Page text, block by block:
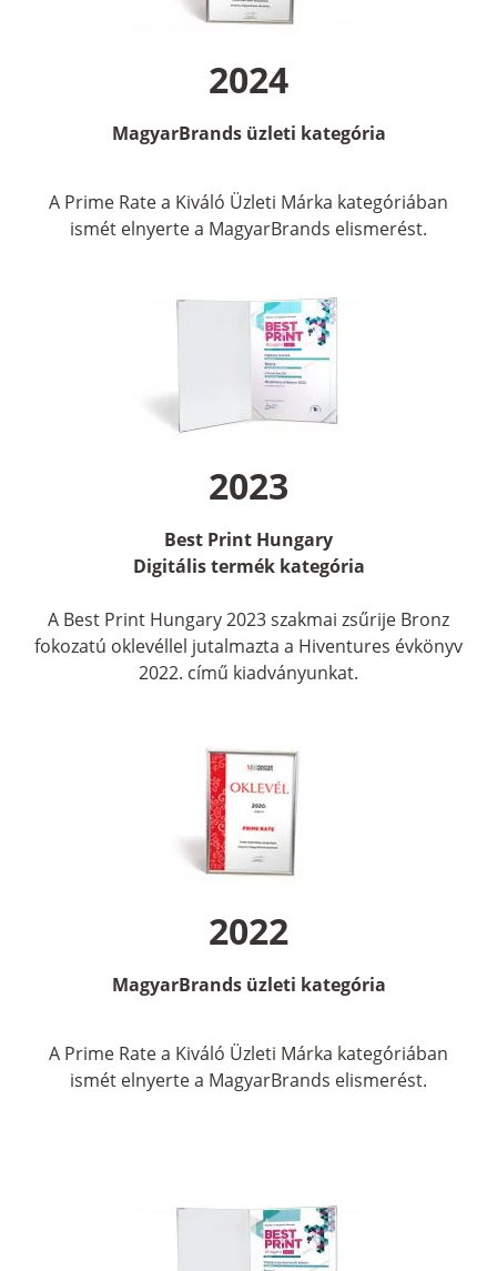
2024
MagyarBrands üzleti kategória
A Prime Rate a Kiváló Üzleti Márka kategóriában
ismét elnyerte a MagyarBrands elismerést.
2023
Best Print Hungary
Digitális termék kategória
A Best Print Hungary 2023 szakmai zsűrije Bronz
fokozatú oklevéllel jutalmazta a Hiventures évkönyv
2022. című kiadványunkat.
2022
MagyarBrands üzleti kategória
A Prime Rate a Kiváló Üzleti Márka kategóriában
ismét elnyerte a MagyarBrands elismerést.